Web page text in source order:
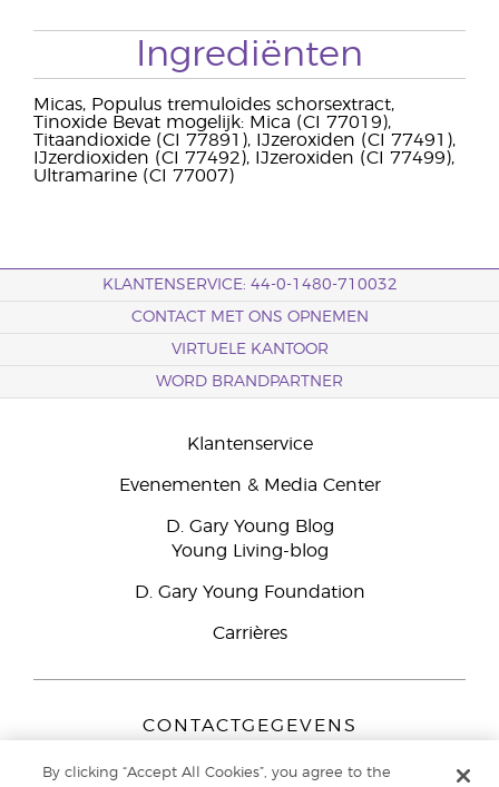
Ingrediënten
Micas, Populus tremuloides schorsextract,
Tinoxide Bevat mogelijk: Mica (CI 77019),
Titaandioxide (CI 77891), IJzeroxiden (CI 77491),
IJzerdioxiden (CI 77492), IJzeroxiden (CI 77499),
Ultramarine (CI 77007)
KLANTENSERVICE: 44-0-1480-710032
CONTACT MET ONS OPNEMEN
VIRTUELE KANTOOR
WORD BRANDPARTNER
Klantenservice
Evenementen & Media Center
D. Gary Young Blog
Young Living-blog
D. Gary Young Foundation
Carrières
CONTACTGEGEVENS
Peizerweg 97
By clicking “Accept All Cookies”, you agree to the